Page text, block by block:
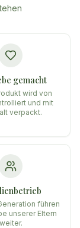
gemacht
wird von
und mit
verpackt.
führen
unserer Eltern
weiter.